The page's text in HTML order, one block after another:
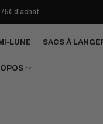
d'achat
LUNE SACS À